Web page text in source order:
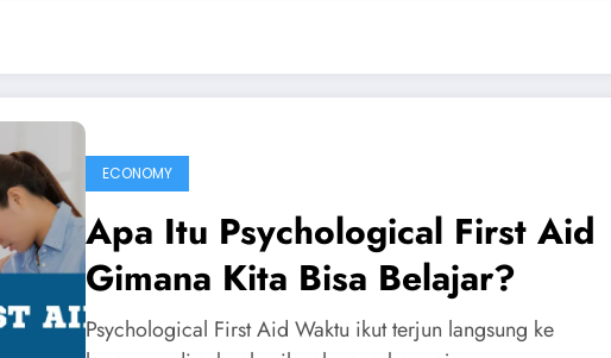
ECONOMY
Apa Itu Psychological First Aid
Gimana Kita Bisa Belajar?
Psychological First Aid Waktu ikut terjun langsung ke